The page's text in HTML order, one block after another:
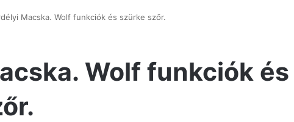
Macska. Wolf funkciók és szürke szőr.
Wolf funkciók és